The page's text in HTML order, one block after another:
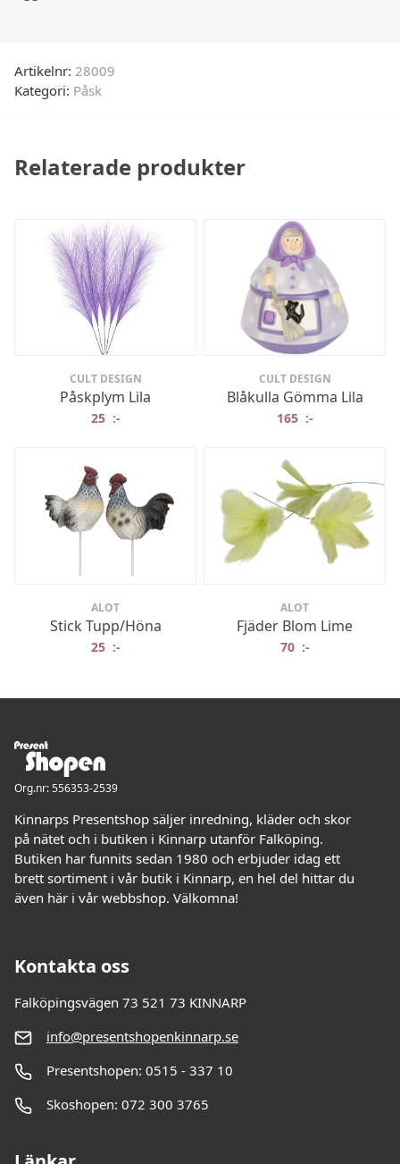
Artikelnr: 28009
Kategori: Påsk
Relaterade produkter
CULT DESIGN
Påskplym Lila
25 :-
CULT DESIGN
Blåkulla Gömma Lila
165 :-
ALOT
Stick Tupp/Höna
25 :-
ALOT
Fjäder Blom Lime
70 :-
Org.nr: 556353-2539
Kinnarps Presentshop säljer inredning, kläder och skor
på nätet och i butiken i Kinnarp utanför Falköping.
Butiken har funnits sedan 1980 och erbjuder idag ett
brett sortiment i vår butik i Kinnarp, en hel del hittar du
även här i vår webbshop. Välkomna!
Kontakta oss
Falköpingsvägen 73 521 73 KINNARP
info@presentshopenkinnarp.se
Presentshopen: 0515 - 337 10
Skoshopen: 072 300 3765